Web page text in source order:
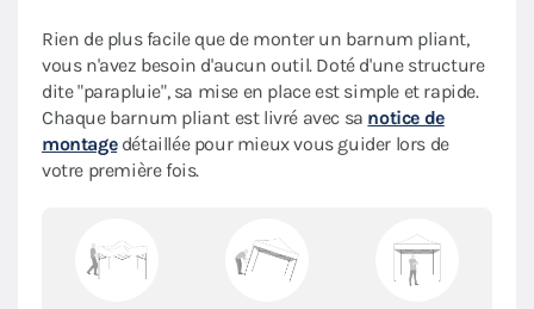
Rien de plus facile que de monter un barnum pliant,
vous n'avez besoin d'aucun outil. Doté d'une structure
dite "parapluie", sa mise en place est simple et rapide.
Chaque barnum pliant est livré avec sa notice de
montagedétaillée pour mieux vous guider lors de
votre première fois.